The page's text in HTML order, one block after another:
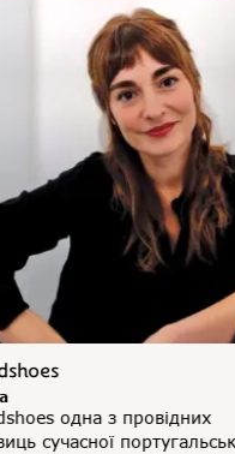
одна з провідних
сучасної